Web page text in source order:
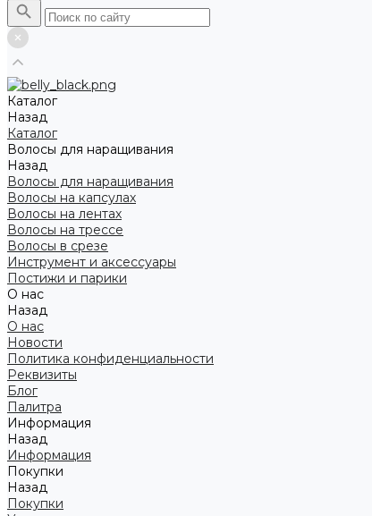
Каталог
Назад
Каталог
Волосы для наращивания
Назад
Волосы для наращивания
Волосы на капсулах
Волосы на лентах
Волосы на трессе
Волосы в срезе
Инструмент и аксессуары
Постижи и парики
О нас
Назад
О нас
Новости
Политика конфиденциальности
Реквизиты
Блог
Палитра
Информация
Назад
Информация
Покупки
Назад
Покупки